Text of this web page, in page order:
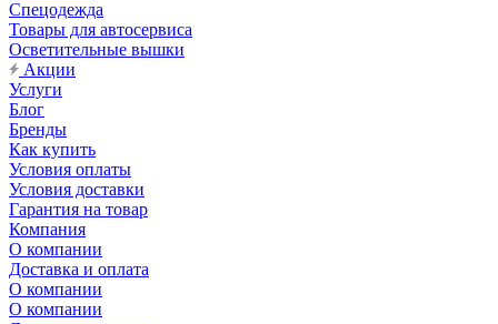
Спецодежда
Товары для автосервиса
Осветительные вышки
Акции
Услуги
Блог
Бренды
Как купить
Условия оплаты
Условия доставки
Гарантия на товар
Компания
О компании
Доставка и оплата
О компании
О компании